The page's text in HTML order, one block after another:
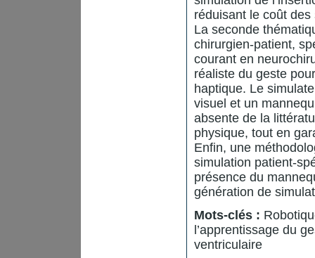
réduisant le coût
La seconde
chirurgien-patient,
courant en
réaliste du geste
haptique. Le
visuel et un
absente de la
physique, tout en
Enfin, une
simulation patient-
présence du
génération de
Mots-clés :
l’apprentissage du
ventriculaire